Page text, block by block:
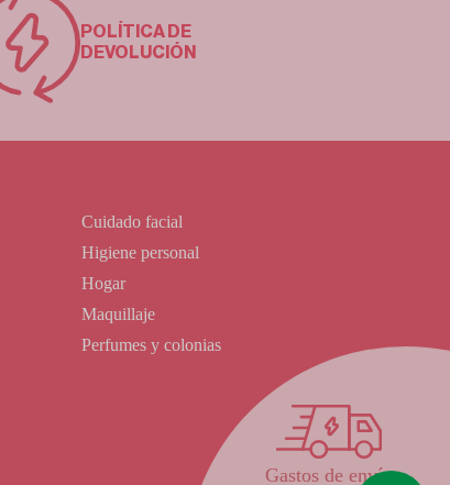
POLÍTICA DE
DEVOLUCIÓN
Cuidado facial
Higiene personal
Hogar
Maquillaje
Perfumes y colonias
Gastos de envío